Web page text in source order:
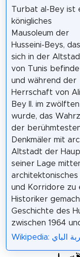
Turbat al-Bey ist
königliches
Mausoleum der
Husseini-Beys, das
sich in der
von Tunis
und während der
Herrschaft von Ali
Bey II. im
wurde, das
der
Denkmäler mit
Altstadt der
seiner Lage
architektonisches
und Korridore zu
Historiker
Geschichte des
zwischen 1964